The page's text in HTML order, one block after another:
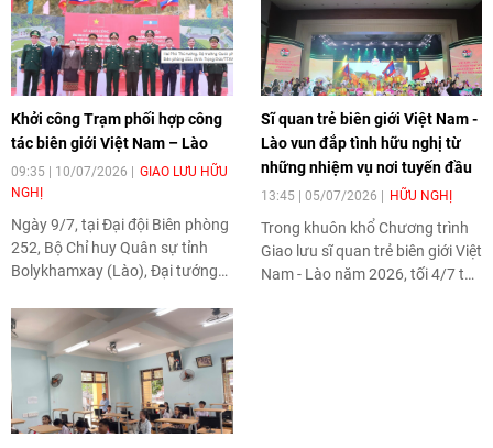
Khởi công Trạm phối hợp công
tác biên giới Việt Nam – Lào
09:35 | 10/07/2026
GIAO LƯU HỮU
NGHỊ
Ngày 9/7, tại Đại đội Biên phòng
252, Bộ Chỉ huy Quân sự tỉnh
Bolykhamxay (Lào), Đại tướng
Chính trị, Phó Thủ tướng Chính
phủ, Bộ trưởng Bộ Quốc phòng
Việt Nam và Đại tướng
Khamliang Outhakaysone, Ủy
viên Bộ Chính trị Đảng Nhân dân
Cách mạng Lào, Phó Thủ tướng
Sĩ quan trẻ biên giới Việt Nam -
Lào vun đắp tình hữu nghị từ
những nhiệm vụ nơi tuyến đầu
13:45 | 05/07/2026 HỮU NGHỊ
Trong khuôn khổ Chương trình
Giao lưu sĩ quan trẻ biên giới Việt
Nam - Lào năm 2026, tối 4/7 tại